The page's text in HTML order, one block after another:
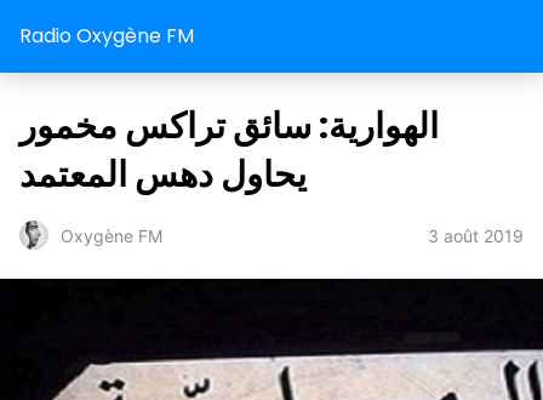
Radio Oxygène FM
الهوارية: سائق تراكس مخمور
يحاول دهس المعتمد
Oxygène FM 3 août 2019